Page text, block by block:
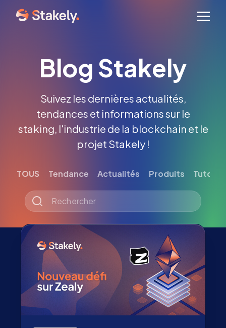
Blog Stakely
Suivez les dernières actualités,
tendances et informations sur le
staking, l'industrie de la blockchain et le
projet Stakely !
TOUS Tendance Actualités Produits Tutoriel